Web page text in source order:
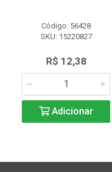
Código: 56428
SKU: 15220827
R$ 12,38
Adicionar